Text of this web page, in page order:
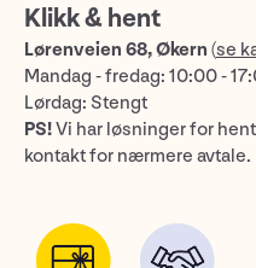
Klikk & hent
Lørenveien 68, Økern (se
Mandag - fredag: 10:00 -
Lørdag: Stengt
PS!Vi har løsninger for
kontakt for nærmere avtale.